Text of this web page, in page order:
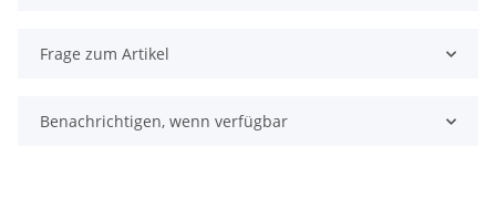
Frage zum Artikel
Benachrichtigen, wenn verfügbar